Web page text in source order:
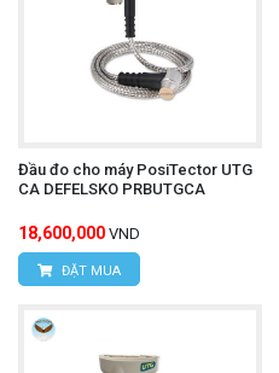
Đầu đo cho máy PosiTector UTG
CA DEFELSKO PRBUTGCA
18,600,000 VND
ĐẶT MUA